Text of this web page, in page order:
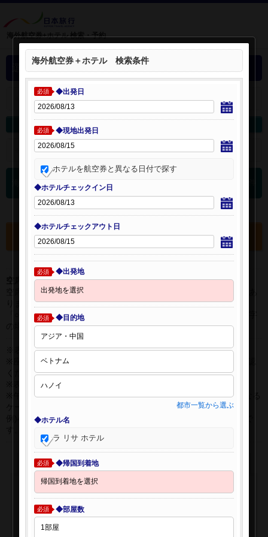
海外航空券+ホテル 検索・予約
選択中の海外航空券+ホテル
選択中の航空券・ホテルを開く：
海外航空券を変更
検索条件を開く：
海外航空券 検索結果
選択中の航空券・ホテルを確認する
空席表示について：
空席状況は常に変更しますので、現在の空席を保証するものではあ
りません。
「○」は過去24時間以内に十分な空席が確認できた商品です。 数字
の場合は、現時点で座席数が少ない商品です。
※表示金額はオンライン予約時の金額です。
※座席クラスはご利用区間毎に異なる場合があります。必ずご確認
ください。
※表示時間はすべて現地時間・24時間表示です。
※午前0時以降に出発する深夜便について、搭乗日をお間違えになる
例)4月8日00：30出発の場合、搭乗手続きは4月7日22:30が目安で
海外航空券＋ホテル 検索条件
必須 ◆出発日
必須 ◆現地出発日
ホテルを航空券と異なる日付で探す
◆ホテルチェックイン日
◆ホテルチェックアウト日
必須 ◆出発地
必須 ◆目的地
都市一覧から選ぶ
◆ホテル名
ラ リサ ホテル
必須 ◆帰国到着地
必須 ◆部屋数